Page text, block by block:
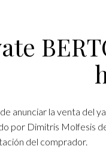
anunciar la venta del
por Dimitris Molfesis
del comprador.